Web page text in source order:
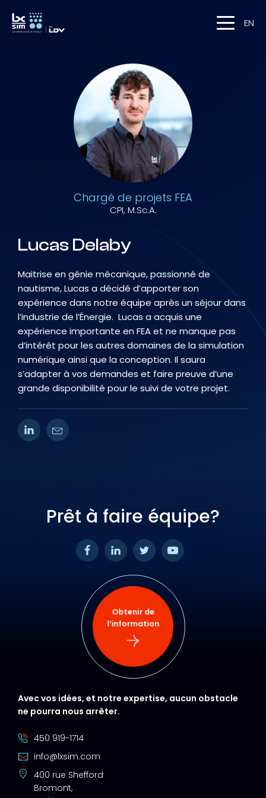
EN
Chargé de projets FEA
CPI, M.Sc.A.
Lucas Delaby
Maitrise en génie mécanique, passionné de
nautisme, Lucas a décidé d’apporter son
expérience dans notre équipe après un séjour dans
l’industrie de l’Énergie. Lucas a acquis une
expérience importante en FEA et ne manque pas
d’intérêt pour les autres domaines de la simulation
numérique ainsi que la conception. Il saura
s’adapter à vos demandes et faire preuve d’une
grande disponibilité pour le suivi de votre projet.
Prêt à faire équipe?
Obtenir de
l’information
Avec vos idées, et notre expertise, aucun obstacle
ne pourra nous arrêter.
450 919-1714
info@lxsim.com
400 rue Shefford
Bromont,